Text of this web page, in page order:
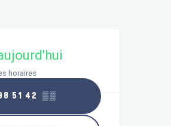
horaires
51 42 ▒▒